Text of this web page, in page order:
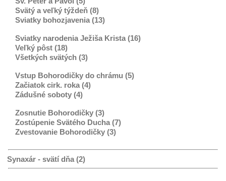
Svätý a veľký týždeň (8)
Sviatky bohozjavenia (13)
Sviatky narodenia Ježiša Krista (16)
Veľký pôst (18)
Všetkých svätých (3)
Vstup Bohorodičky do chrámu (5)
Začiatok cirk. roka (4)
Zádušné soboty (4)
Zosnutie Bohorodičky (3)
Zostúpenie Svätého Ducha (7)
Zvestovanie Bohorodičky (3)
Synaxár - svätí dňa (2)